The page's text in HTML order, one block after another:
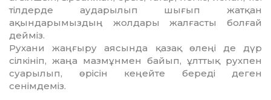
тілдерде аударылып шығып жатқан
ақындарымыздың жолдары жалғасты болғай
дей­міз.
Рухани жаңғыру аясында қазақ өлеңі де дүр
сілкініп, жаңа мазмұнмен байып, ұлттық рухпен
суарылып, өрісін кеңейте береді деген
сенімдеміз.